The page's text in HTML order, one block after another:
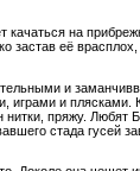
качаться на
застав её
и
играми и плясками.
пряжу. Любят
стада гусей